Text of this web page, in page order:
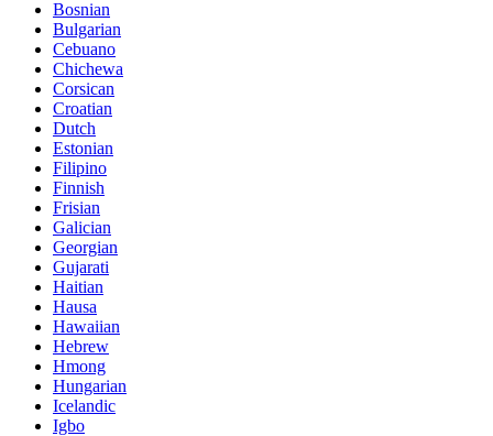
Bosnian
Bulgarian
Cebuano
Chichewa
Corsican
Croatian
Dutch
Estonian
Filipino
Finnish
Frisian
Galician
Georgian
Gujarati
Haitian
Hausa
Hawaiian
Hebrew
Hmong
Hungarian
Icelandic
Igbo